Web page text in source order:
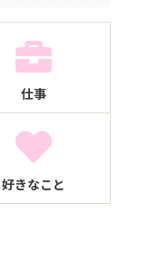
仕事
好きなこと